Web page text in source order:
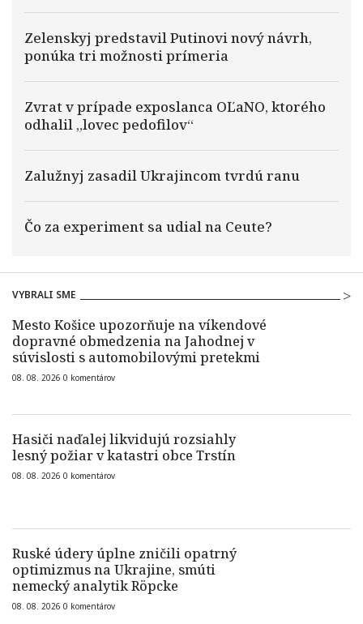
Zelenskyj predstavil Putinovi nový návrh,
ponúka tri možnosti prímeria
Zvrat v prípade exposlanca OĽaNO, ktorého
odhalil „lovec pedofilov“
Zalužnyj zasadil Ukrajincom tvrdú ranu
Čo za experiment sa udial na Ceute?
VYBRALI SME
Mesto Košice upozorňuje na víkendové
dopravné obmedzenia na Jahodnej v
súvislosti s automobilovými pretekmi
08. 08. 2026 0 komentárov
Hasiči naďalej likvidujú rozsiahly
lesný požiar v katastri obce Trstín
08. 08. 2026 0 komentárov
Ruské údery úplne zničili opatrný
optimizmus na Ukrajine, smúti
nemecký analytik Röpcke
08. 08. 2026 0 komentárov